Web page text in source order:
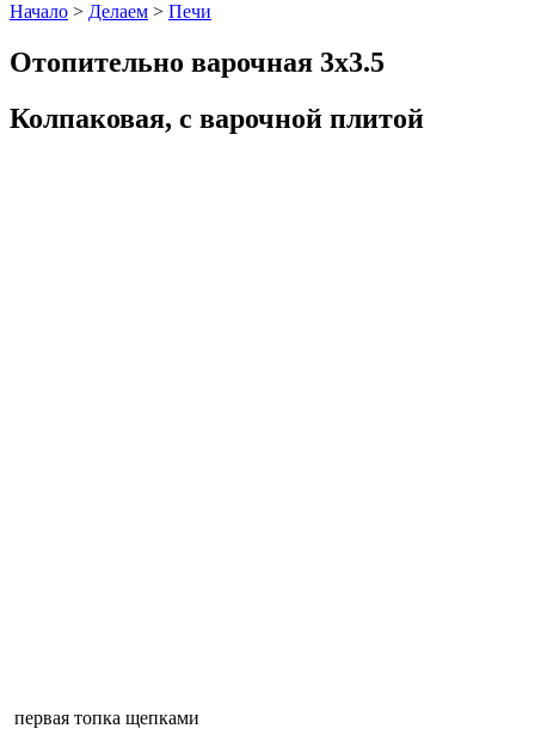
Начало > Делаем > Печи
Отопительно варочная 3x3.5
Колпаковая, с варочной плитой
первая топка щепками